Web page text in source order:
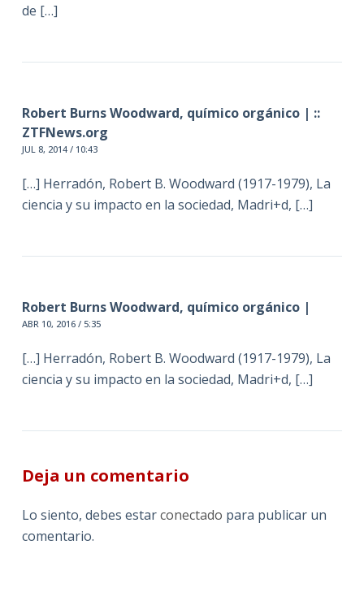
de […]
Robert Burns Woodward, químico orgánico | ::
ZTFNews.org
JUL 8, 2014 / 10:43
[…] Herradón, Robert B. Woodward (1917-1979), La
ciencia y su impacto en la sociedad, Madri+d, […]
Robert Burns Woodward, químico orgánico |
ABR 10, 2016 / 5:35
[…] Herradón, Robert B. Woodward (1917-1979), La
ciencia y su impacto en la sociedad, Madri+d, […]
Deja un comentario
Lo siento, debes estarconectado para publicar un
comentario.